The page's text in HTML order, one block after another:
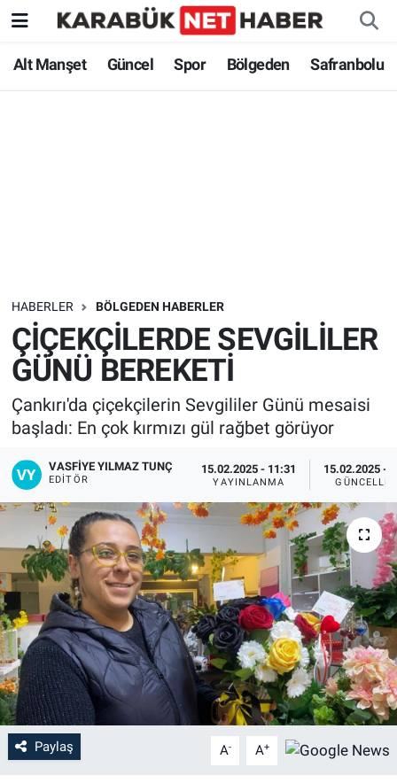
Alt Manşet Güncel Spor Bölgeden Safranbolu
HABERLER BÖLGEDEN HABERLER
ÇİÇEKÇİLERDE SEVGİLİLER
GÜNÜ BEREKETİ
Çankırı'da çiçekçilerin Sevgililer Günü mesaisi
başladı: En çok kırmızı gül rağbet görüyor
VASFIYE YILMAZ TUNÇ
EDITÖR
15.02.2025 - 11:31
YAYINLANMA
15.02.2025 -
Paylaş A- A+